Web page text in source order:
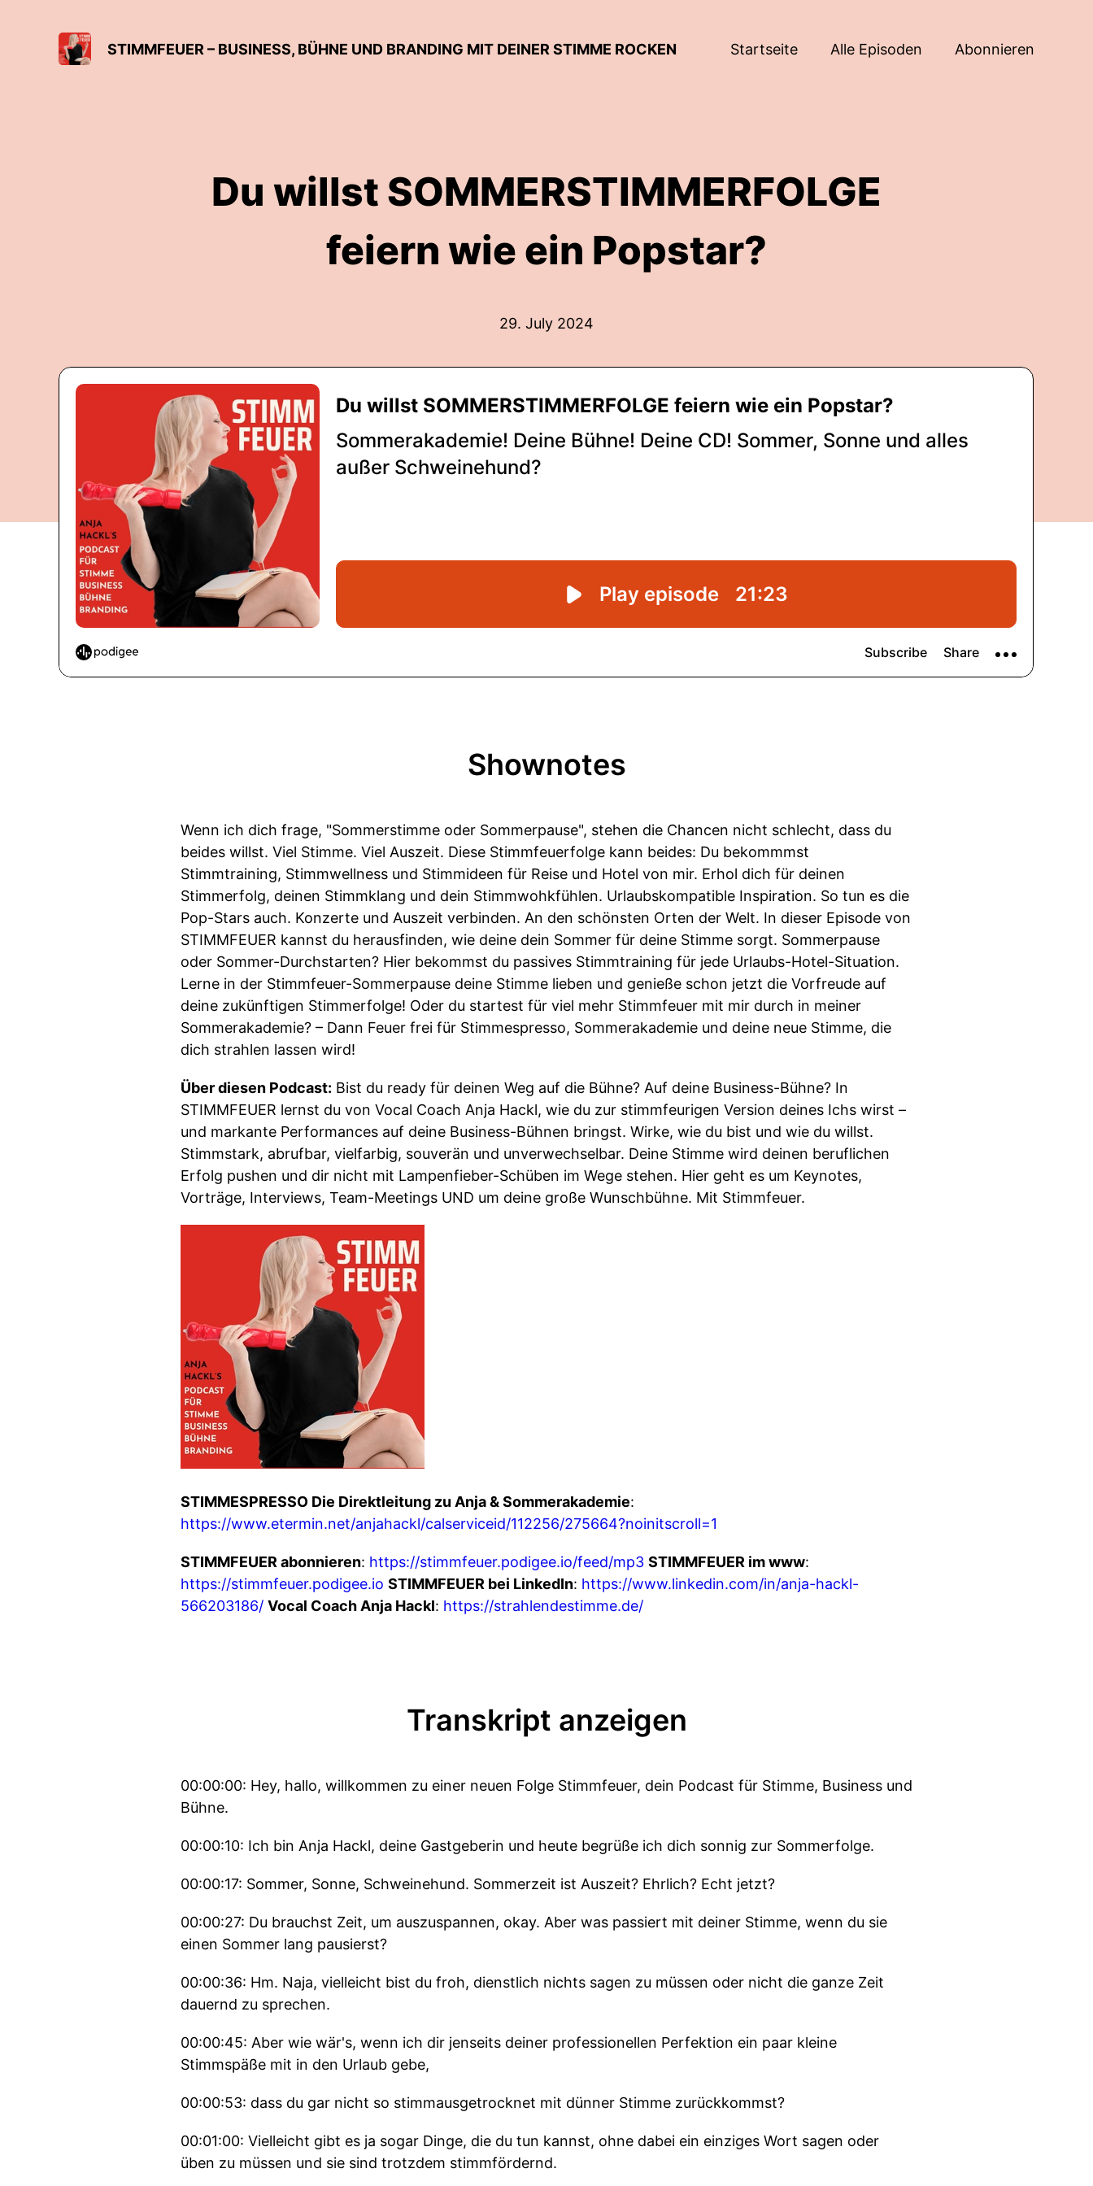
STIMMFEUER – BUSINESS, BÜHNE UND BRANDING MIT DEINER STIMME ROCKEN Startseite Alle Episoden Abonnieren
Du willst SOMMERSTIMMERFOLGE
feiern wie ein Popstar?
29. July 2024
Shownotes
Wenn ich dich frage, "Sommerstimme oder Sommerpause", stehen die Chancen nicht schlecht, dass du
beides willst. Viel Stimme. Viel Auszeit. Diese Stimmfeuerfolge kann beides: Du bekommmst
Stimmtraining, Stimmwellness und Stimmideen für Reise und Hotel von mir. Erhol dich für deinen
Stimmerfolg, deinen Stimmklang und dein Stimmwohkfühlen. Urlaubskompatible Inspiration. So tun es die
Pop-Stars auch. Konzerte und Auszeit verbinden. An den schönsten Orten der Welt. In dieser Episode von
STIMMFEUER kannst du herausfinden, wie deine dein Sommer für deine Stimme sorgt. Sommerpause
oder Sommer-Durchstarten? Hier bekommst du passives Stimmtraining für jede Urlaubs-Hotel-Situation.
Lerne in der Stimmfeuer-Sommerpause deine Stimme lieben und genieße schon jetzt die Vorfreude auf
deine zukünftigen Stimmerfolge! Oder du startest für viel mehr Stimmfeuer mit mir durch in meiner
Sommerakademie? – Dann Feuer frei für Stimmespresso, Sommerakademie und deine neue Stimme, die
dich strahlen lassen wird!
Über diesen Podcast: Bist du ready für deinen Weg auf die Bühne? Auf deine Business-Bühne? In
STIMMFEUER lernst du von Vocal Coach Anja Hackl, wie du zur stimmfeurigen Version deines Ichs wirst –
und markante Performances auf deine Business-Bühnen bringst. Wirke, wie du bist und wie du willst.
Stimmstark, abrufbar, vielfarbig, souverän und unverwechselbar. Deine Stimme wird deinen beruflichen
Erfolg pushen und dir nicht mit Lampenfieber-Schüben im Wege stehen. Hier geht es um Keynotes,
Vorträge, Interviews, Team-Meetings UND um deine große Wunschbühne. Mit Stimmfeuer.
STIMMESPRESSO Die Direktleitung zu Anja & Sommerakademie:
https://www.etermin.net/anjahackl/calserviceid/112256/275664?noinitscroll=1
STIMMFEUER abonnieren: https://stimmfeuer.podigee.io/feed/mp3 STIMMFEUER im www:
https://stimmfeuer.podigee.io STIMMFEUER bei LinkedIn: https://www.linkedin.com/in/anja-hackl-
566203186/ Vocal Coach Anja Hackl: https://strahlendestimme.de/
Transkript anzeigen
00:00:00: Hey, hallo, willkommen zu einer neuen Folge Stimmfeuer, dein Podcast für Stimme, Business und
Bühne.
00:00:10: Ich bin Anja Hackl, deine Gastgeberin und heute begrüße ich dich sonnig zur Sommerfolge.
00:00:17: Sommer, Sonne, Schweinehund. Sommerzeit ist Auszeit? Ehrlich? Echt jetzt?
00:00:27: Du brauchst Zeit, um auszuspannen, okay. Aber was passiert mit deiner Stimme, wenn du sie
einen Sommer lang pausierst?
00:00:36: Hm. Naja, vielleicht bist du froh, dienstlich nichts sagen zu müssen oder nicht die ganze Zeit
dauernd zu sprechen.
00:00:45: Aber wie wär's, wenn ich dir jenseits deiner professionellen Perfektion ein paar kleine
Stimmspäße mit in den Urlaub gebe,
00:00:53: dass du gar nicht so stimmausgetrocknet mit dünner Stimme zurückkommst?
00:01:00: Vielleicht gibt es ja sogar Dinge, die du tun kannst, ohne dabei ein einziges Wort sagen oder
üben zu müssen und sie sind trotzdem stimmfördernd.